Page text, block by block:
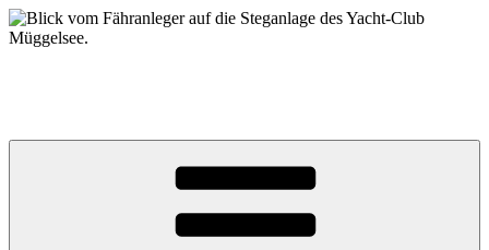
Zum
Inhalt